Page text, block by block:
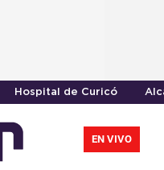
Hospital de Curicó
EN VIVO